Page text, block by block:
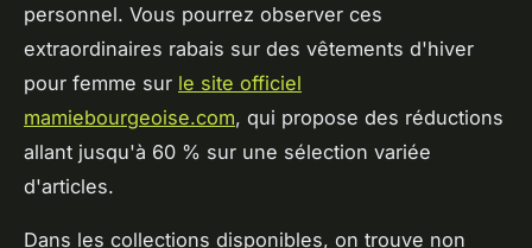
personnel. Vous pourrez observer ces
extraordinaires rabais sur des vêtements d'hiver
pour femme sur le site officiel
mamiebourgeoise.com, qui propose des réductions
allant jusqu'à 60 % sur une sélection variée
d'articles.
Dans les collections disponibles, on trouve non